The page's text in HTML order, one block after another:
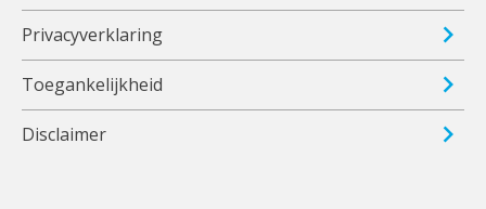
Privacyverklaring
Toegankelijkheid
Disclaimer